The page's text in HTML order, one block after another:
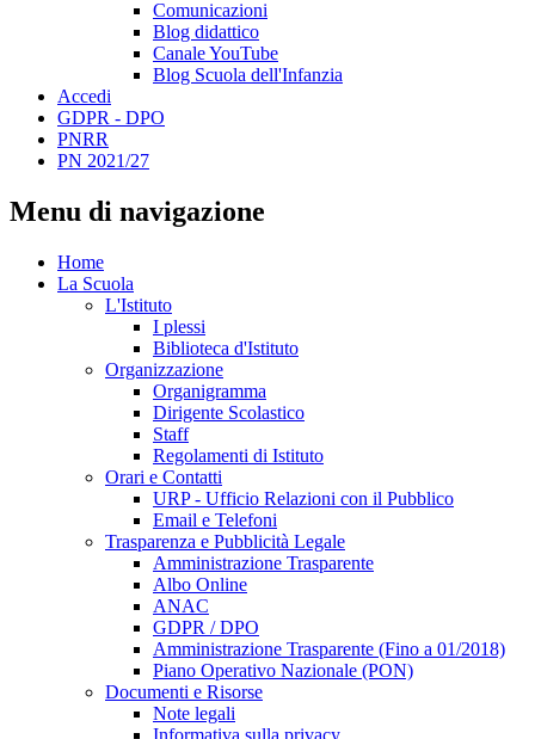
Comunicazioni
Blog didattico
Canale YouTube
Blog Scuola dell'Infanzia
Accedi
GDPR - DPO
PNRR
PN 2021/27
Menu di navigazione
Home
La Scuola
L'Istituto
I plessi
Biblioteca d'Istituto
Organizzazione
Organigramma
Dirigente Scolastico
Staff
Regolamenti di Istituto
Orari e Contatti
URP - Ufficio Relazioni con il Pubblico
Email e Telefoni
Trasparenza e Pubblicità Legale
Amministrazione Trasparente
Albo Online
ANAC
GDPR / DPO
Amministrazione Trasparente (Fino a 01/2018)
Piano Operativo Nazionale (PON)
Documenti e Risorse
Note legali
Informativa sulla privacy